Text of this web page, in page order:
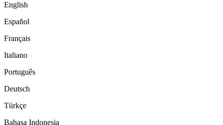
English
Español
Français
Italiano
Português
Deutsch
Türkçe
Bahasa Indonesia